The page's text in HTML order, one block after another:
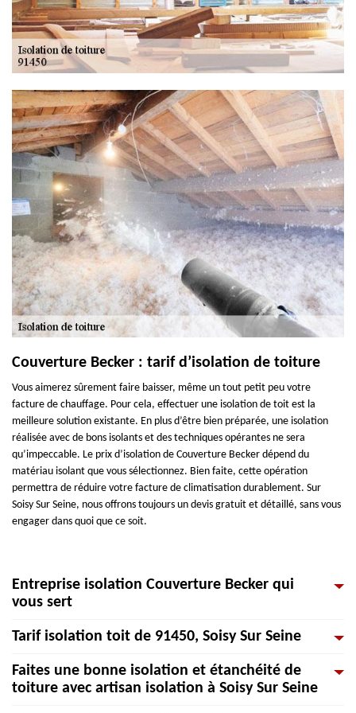
Couverture Becker : tarif d’isolation de toiture
Vous aimerez sûrement faire baisser, même un tout petit peu votre
facture de chauffage. Pour cela, effectuer une isolation de toit est la
meilleure solution existante. En plus d’être bien préparée, une isolation
réalisée avec de bons isolants et des techniques opérantes ne sera
qu’impeccable. Le prix d’isolation de Couverture Becker dépend du
matériau isolant que vous sélectionnez. Bien faite, cette opération
permettra de réduire votre facture de climatisation durablement. Sur
Soisy Sur Seine, nous offrons toujours un devis gratuit et détaillé, sans vous
engager dans quoi que ce soit.
Entreprise isolation Couverture Becker qui
vous sert
Il faut faire une isolation parfaite pour gagner une bonne température à la
diminuée. En matière d’isolation thermique, il faut opter pour de bons
isolants qui chauffent correctement. Nos professionnels sont en mesure de
Tarif isolation toit de 91450, Soisy Sur Seine
L'isolation d’une toiture s’avère être importante et bien adaptée pour
maintenir sa qualité. Notre entreprise Couverture Becker est connue pour
Faites une bonne isolation et étanchéité de
toiture avec artisan isolation à Soisy Sur Seine